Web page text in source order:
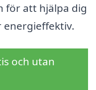
för att hjälpa dig
energieffektiv.
och utan